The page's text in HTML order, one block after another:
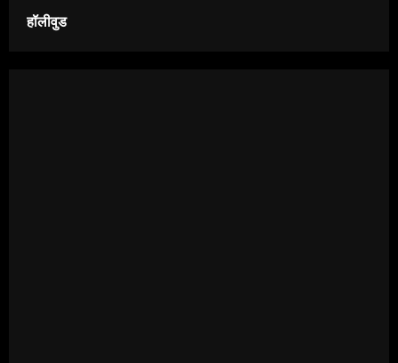
हॉलीवुड